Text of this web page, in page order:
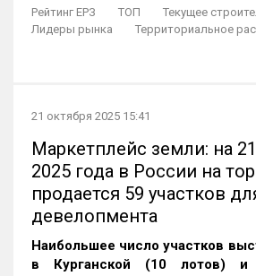
Рейтинг ЕРЗ ТОП
Текущее
Лидеры рынка
Территориальное
21 октября 2025 15:41
Маркетплейс земли: на
2025 года в России на
продается 59 участков
девелопмента
Наибольшее число участков
в Курганской (10 лотов) и